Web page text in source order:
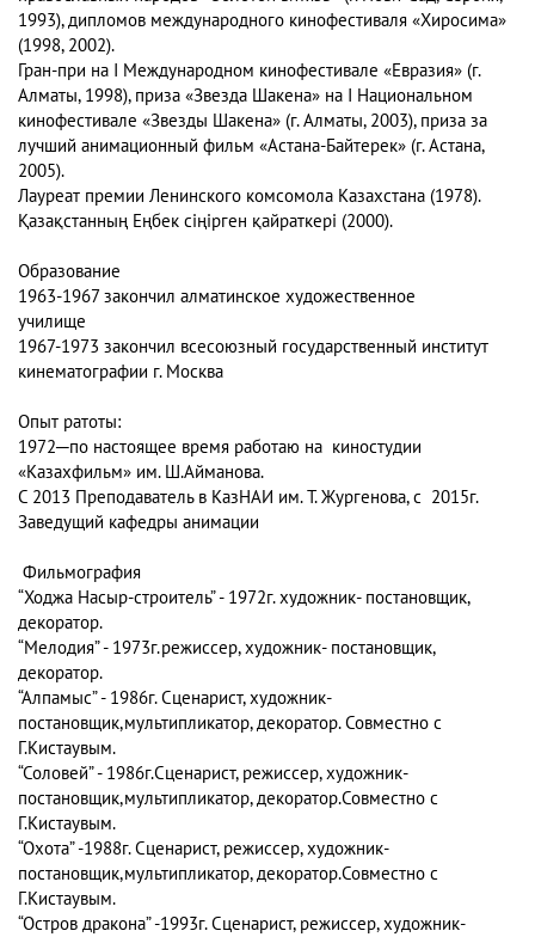
1993), дипломов международного кинофестиваля «Хиросима»
(1998, 2002).
Гран-при на I Международном кинофестивале «Евразия» (г.
Алматы, 1998), приза «Звезда Шакена» на I Национальном
кинофестивале «Звезды Шакена» (г. Алматы, 2003), приза за
лучший анимационный фильм «Астана-Байтерек» (г. Астана,
2005).
Лауреат премии Ленинского комсомола Казахстана (1978).
Қазақстанның Еңбек сіңірген қайраткері (2000).
Образование
1963-1967 закончил алматинское художественное
училище
1967-1973 закончил всесоюзный государственный институт
кинематографии г. Москва
Опыт ратоты:
1972─по настоящее время работаю на киностудии
«Казахфильм» им. Ш.Айманова.
С 2013 Преподаватель в КазНАИ им. Т. Жургенова, с 2015г.
Заведущий кафедры анимации
Фильмография
“Ходжа Насыр-строитель” - 1972г. художник- постановщик,
декоратор.
“Мелодия” - 1973г.режиссер, художник- постановщик,
декоратор.
“Алпамыс” - 1986г. Сценарист, художник-
постановщик,мультипликатор, декоратор. Совместно с
Г.Кистаувым.
“Соловей” - 1986г.Сценарист, режиссер, художник-
постановщик,мультипликатор, декоратор.Совместно с
Г.Кистаувым.
“Охота” -1988г. Сценарист, режиссер, художник-
постановщик,мультипликатор, декоратор.Совместно с
Г.Кистаувым.
“Остров дракона” -1993г. Сценарист, режиссер, художник-